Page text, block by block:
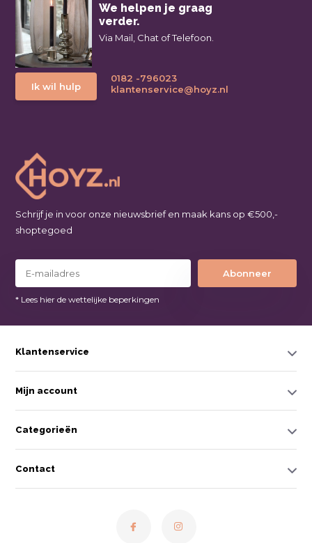
We helpen je graag
verder.
Via Mail, Chat of Telefoon.
Ik wil hulp
0182 -796023
klantenservice@hoyz.nl
Schrijf je in voor onze nieuwsbrief en maak kans op €500,-
shoptegoed
Abonneer
* Lees hier de wettelijke beperkingen
Klantenservice
Mijn account
Categorieën
Contact